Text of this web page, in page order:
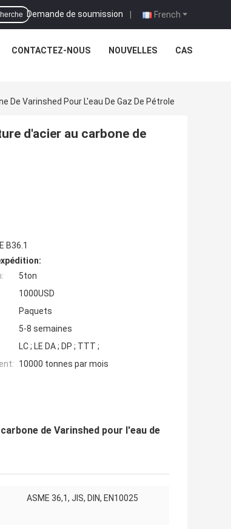
French
Demande de soumission |
CONTACTEZ-NOUS NOUVELLES CAS
De Varinshed Pour L'eau De Gaz De Pétrole
d'acier au carbone de
B36.1
5ton
1000USD
Paquets
5-8 semaines
LC ; LE DA ; DP ; TTT ;
10000 tonnes par mois
de Varinshed pour l'eau de
ASME 36,1, JIS, DIN, EN10025